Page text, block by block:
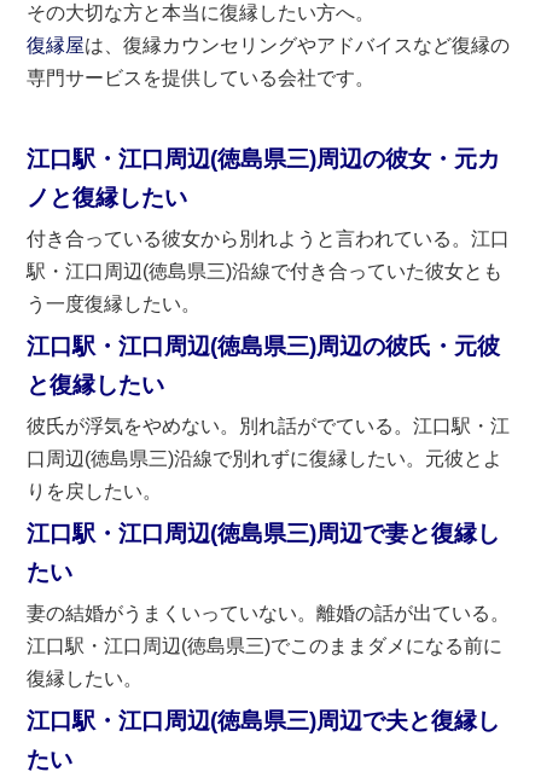
その大切な方と本当に復縁したい方へ。
復縁屋は、復縁カウンセリングやアドバイスなど復縁の
専門サービスを提供している会社です。
江口駅・江口周辺(徳島県三)周辺の彼女・元カ
ノと復縁したい
付き合っている彼女から別れようと言われている。江口
駅・江口周辺(徳島県三)沿線で付き合っていた彼女とも
う一度復縁したい。
江口駅・江口周辺(徳島県三)周辺の彼氏・元彼
と復縁したい
彼氏が浮気をやめない。別れ話がでている。江口駅・江
口周辺(徳島県三)沿線で別れずに復縁したい。元彼とよ
りを戻したい。
江口駅・江口周辺(徳島県三)周辺で妻と復縁し
たい
妻の結婚がうまくいっていない。離婚の話が出ている。
江口駅・江口周辺(徳島県三)でこのままダメになる前に
復縁したい。
江口駅・江口周辺(徳島県三)周辺で夫と復縁し
たい